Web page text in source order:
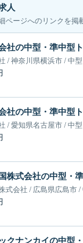
人
ページへのリンクを掲
/神奈川県横浜市/中型
/愛知県名古屋市/中型
式会社 /広島県広島市/